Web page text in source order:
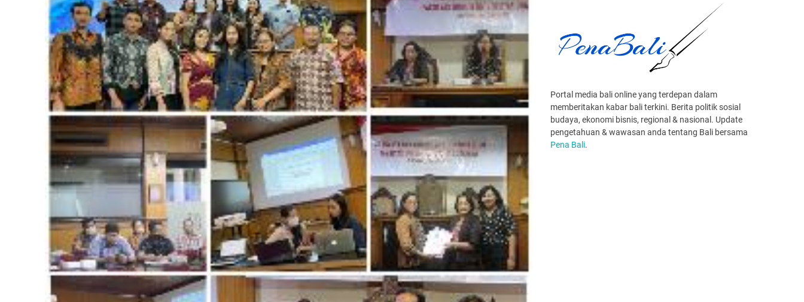
Portal media bali online yang terdepan dalam
memberitakan kabar bali terkini. Berita politik sosial
budaya, ekonomi bisnis, regional & nasional. Update
pengetahuan & wawasan anda tentang Bali bersama
Pena Bali.